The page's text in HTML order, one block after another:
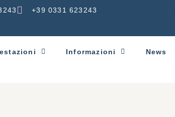
+39 0331 623243
Informazioni News